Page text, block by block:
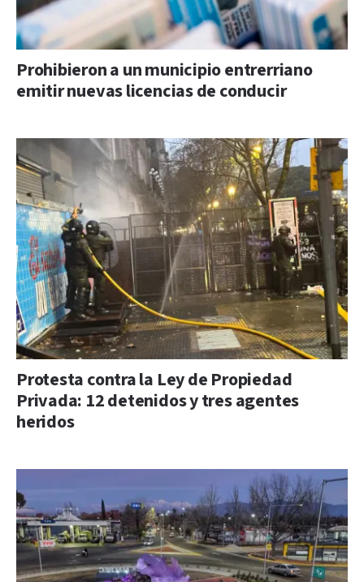
Prohibieron a un municipio entrerriano
emitir nuevas licencias de conducir
Protesta contra la Ley de Propiedad
Privada: 12 detenidos y tres agentes
heridos